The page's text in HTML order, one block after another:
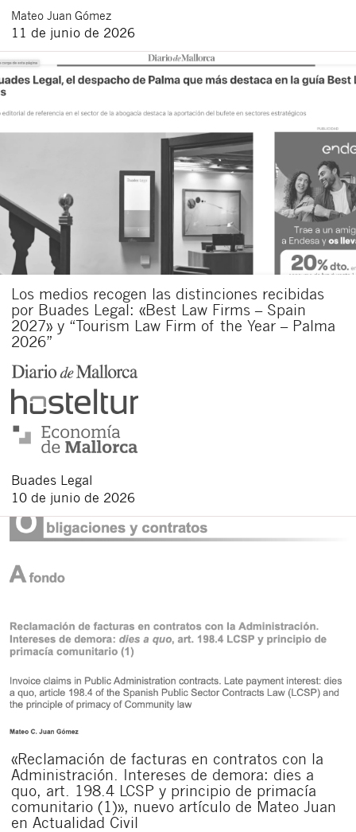
Mateo Juan Gómez
11 de junio de 2026
Los medios recogen las distinciones recibidas
por Buades Legal: «Best Law Firms – Spain
2027» y “Tourism Law Firm of the Year – Palma
2026”
Buades Legal
10 de junio de 2026
«Reclamación de facturas en contratos con la
Administración. Intereses de demora: dies a
quo, art. 198.4 LCSP y principio de primacía
comunitario (1)», nuevo artículo de Mateo Juan
en Actualidad Civil